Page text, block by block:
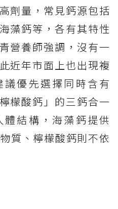
劑量，常見鈣源包括
藻鈣等，各有其特性
營養師強調，沒有一
近年市面上也出現複
優先選擇同時含有
檬酸鈣」的三鈣合一
結構，海藻鈣提供
質、檸檬酸鈣則不依